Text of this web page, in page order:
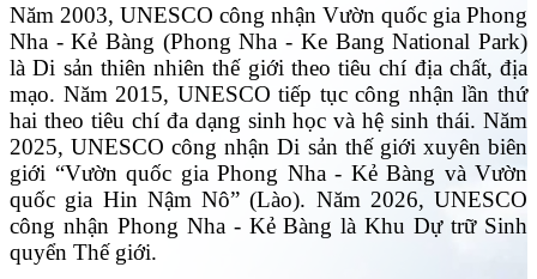
Năm 2003, UNESCO công nhận Vườn quốc gia Phong
Nha - Kẻ Bàng (Phong Nha - Ke Bang National Park)
là Di sản thiên nhiên thế giới theo tiêu chí địa chất, địa
mạo. Năm 2015, UNESCO tiếp tục công nhận lần thứ
hai theo tiêu chí đa dạng sinh học và hệ sinh thái. Năm
2025, UNESCO công nhận Di sản thế giới xuyên biên
giới “Vườn quốc gia Phong Nha - Kẻ Bàng và Vườn
quốc gia Hin Nậm Nô” (Lào). Năm 2026, UNESCO
công nhận Phong Nha - Kẻ Bàng là Khu Dự trữ Sinh
quyển Thế giới.